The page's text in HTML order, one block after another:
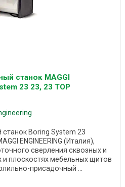
станок MAGGI
23 23, 23 TOP
Boring System 23
ENGINEERING (Италия),
сверления сквозных и
и плоскостях мебельных щитов
присадочный ...